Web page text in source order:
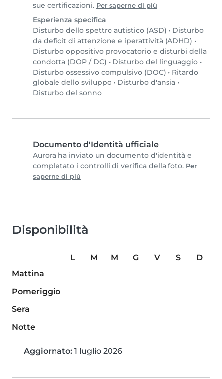
sue certificazioni. Per saperne di più
Esperienza specifica
Disturbo dello spettro autistico (ASD) • Disturbo
da deficit di attenzione e iperattività (ADHD) •
Disturbo oppositivo provocatorio e disturbi della
condotta (DOP / DC) • Disturbo del linguaggio •
Disturbo ossessivo compulsivo (DOC) • Ritardo
globale dello sviluppo • Disturbo d'ansia •
Disturbo del sonno
Documento d'Identità ufficiale
Aurora ha inviato un documento d'identità e
completato i controlli di verifica della foto. Per
saperne di più
Disponibilità
L M M G V S
D
Mattina
Pomeriggio
Sera
Notte
Aggiornato: 1 luglio 2026